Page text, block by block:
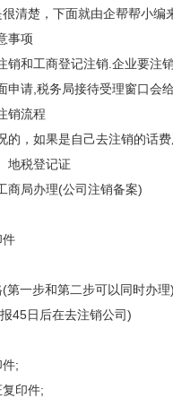
清楚，下面就由企帮帮小编
事项
销和工商登记注销.企业要注
申请,税务局接待受理窗口会
销流程
的，如果是自己去注销的话费
地税登记证
商局办理(公司注销备案)
件
第一步和第二步可以同时办理)
45日后在去注销公司)
;
印件;